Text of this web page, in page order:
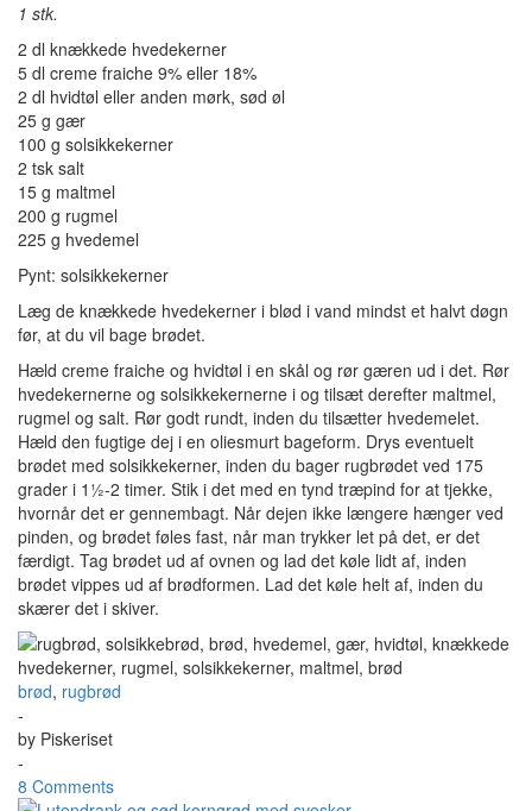
1 stk.
2 dl knækkede hvedekerner
5 dl creme fraiche 9% eller 18%
2 dl hvidtøl eller anden mørk, sød øl
25 g gær
100 g solsikkekerner
2 tsk salt
15 g maltmel
200 g rugmel
225 g hvedemel
Pynt: solsikkekerner
Læg de knækkede hvedekerner i blød i vand mindst et halvt døgn
før, at du vil bage brødet.
Hæld creme fraiche og hvidtøl i en skål og rør gæren ud i det. Rør
hvedekernerne og solsikkekernerne i og tilsæt derefter maltmel,
rugmel og salt. Rør godt rundt, inden du tilsætter hvedemelet.
Hæld den fugtige dej i en oliesmurt bageform. Drys eventuelt
brødet med solsikkekerner, inden du bager rugbrødet ved 175
grader i 1½-2 timer. Stik i det med en tynd træpind for at tjekke,
hvornår det er gennembagt. Når dejen ikke længere hænger ved
pinden, og brødet føles fast, når man trykker let på det, er det
færdigt. Tag brødet ud af ovnen og lad det køle lidt af, inden
brødet vippes ud af brødformen. Lad det køle helt af, inden du
skærer det i skiver.
brød, rugbrød
-
by Piskeriset
-
8 Comments